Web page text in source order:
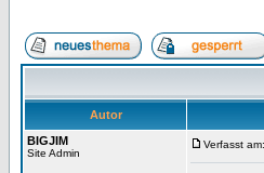
Autor
BIGJIM
Site Admin
Verfasst